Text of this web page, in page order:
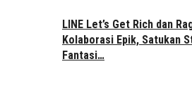
LINE Let’s Get Rich dan
Kolaborasi Epik, Satukan
Fantasi…